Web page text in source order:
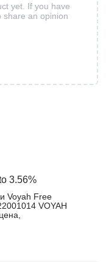
yet. If you have
share an opinion
3.56%
Voyah Free
VOYAH